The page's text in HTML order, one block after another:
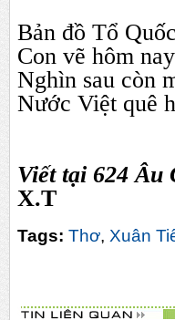
Bản đồ Tổ Quốc
Con vẽ hôm nay
Nghìn sau còn
Nước Việt quê
Viết tại 624 Âu
X.T
Tags: Thơ, Xuân